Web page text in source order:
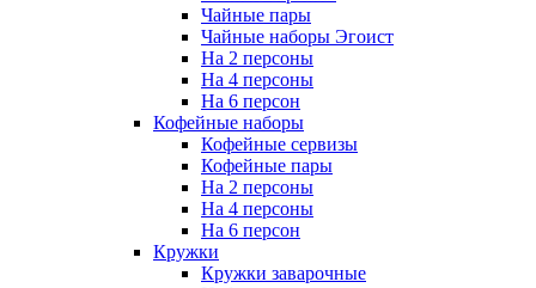
Чайные пары
Чайные наборы Эгоист
На 2 персоны
На 4 персоны
На 6 персон
Кофейные наборы
Кофейные сервизы
Кофейные пары
На 2 персоны
На 4 персоны
На 6 персон
Кружки
Кружки заварочные